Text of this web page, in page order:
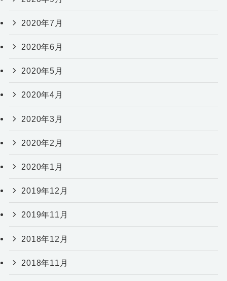
2020年7月
2020年6月
2020年5月
2020年4月
2020年3月
2020年2月
2020年1月
2019年12月
2019年11月
2018年12月
2018年11月